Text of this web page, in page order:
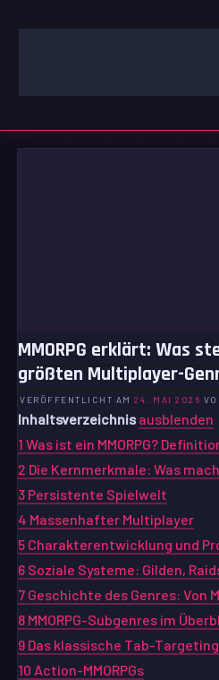
Inhalt
MMORPG erklärt: Was
größten Multiplayer-
VERÖFFENTLICHT AM24. MAI 2026
Inhaltsverzeichnis ausblenden
1 Was ist ein MMORPG?
2 Die Kernmerkmale: Was
3 Persistente Spielwelt
4 Massenhafter Multiplayer
5 Charakterentwicklung und
6 Soziale Systeme: Gilden,
7 Geschichte des Genres: Von
8 MMORPG-Subgenres im
9 Das klassische Tab-Targeting-
10 Action-MMORPGs